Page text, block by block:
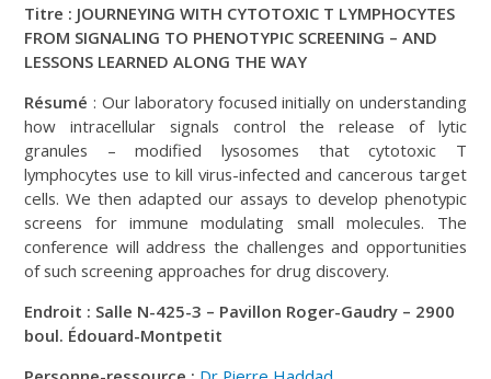
Titre : JOURNEYING WITH CYTOTOXIC T LYMPHOCYTES
FROM SIGNALING TO PHENOTYPIC SCREENING – AND
LESSONS LEARNED ALONG THE WAY
Résumé : Our laboratory focused initially on understanding
how intracellular signals control the release of lytic
granules – modified lysosomes that cytotoxic T
lymphocytes use to kill virus-infected and cancerous target
cells. We then adapted our assays to develop phenotypic
screens for immune modulating small molecules. The
conference will address the challenges and opportunities
of such screening approaches for drug discovery.
Endroit : Salle N-425-3 – Pavillon Roger-Gaudry – 2900
boul. Édouard-Montpetit